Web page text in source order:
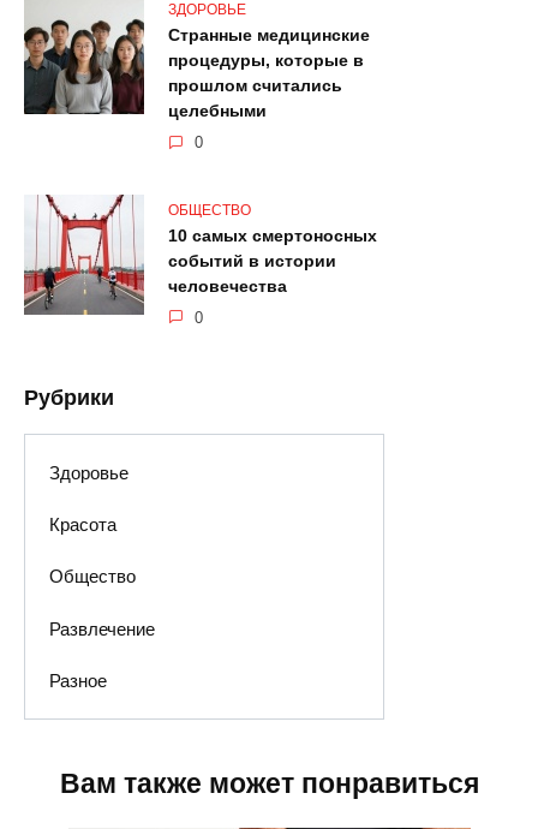
ЗДОРОВЬЕ
Странные медицинские
процедуры, которые в
прошлом считались
целебными
0
ОБЩЕСТВО
10 самых смертоносных
событий в истории
человечества
0
Рубрики
Здоровье
Красота
Общество
Развлечение
Разное
Вам также может понравиться